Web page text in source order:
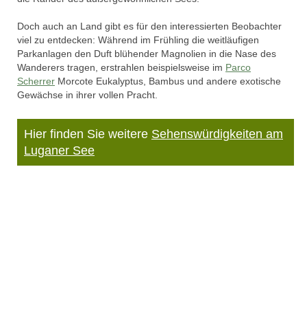
Doch auch an Land gibt es für den interessierten Beobachter
viel zu entdecken: Während im Frühling die weitläufigen
Parkanlagen den Duft blühender Magnolien in die Nase des
Wanderers tragen, erstrahlen beispielsweise im Parco
Scherrer Morcote Eukalyptus, Bambus und andere exotische
Gewächse in ihrer vollen Pracht.
Hier finden Sie weitere Sehenswürdigkeiten am
Luganer See